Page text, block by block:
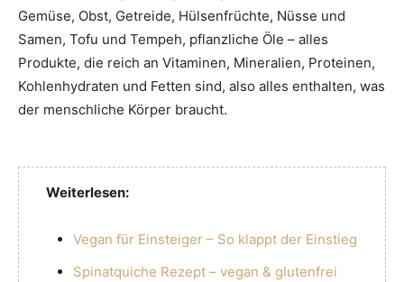
Gemüse, Obst, Getreide, Hülsenfrüchte, Nüsse und
Samen, Tofu und Tempeh, pflanzliche Öle – alles
Produkte, die reich an Vitaminen, Mineralien, Proteinen,
Kohlenhydraten und Fetten sind, also alles enthalten, was
der menschliche Körper braucht.
Weiterlesen:
Vegan für Einsteiger – So klappt der Einstieg
Spinatquiche Rezept – vegan & glutenfrei